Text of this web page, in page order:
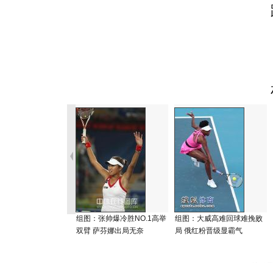
组图：张帅爆冷胜NO.1高举
双臂 萨芬娜出局无奈
组图：大威高难回球难挽败
局 俄红粉晋级显霸气